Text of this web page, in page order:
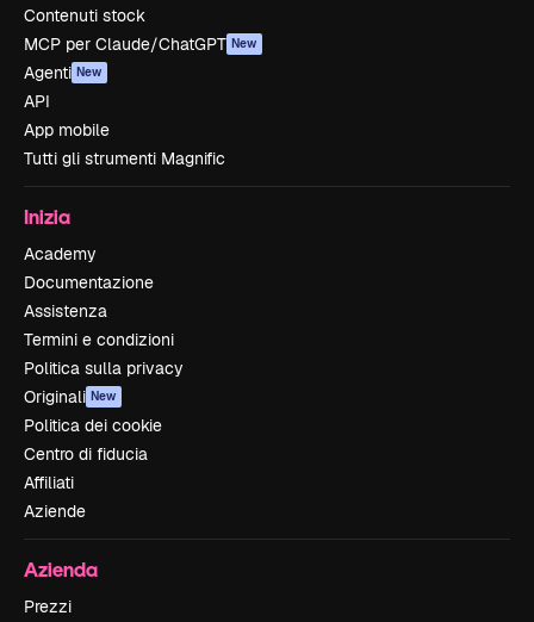
Contenuti stock
MCP per Claude/ChatGPT New
Agenti New
API
App mobile
Tutti gli strumenti Magnific
Inizia
Academy
Documentazione
Assistenza
Termini e condizioni
Politica sulla privacy
Originali New
Politica dei cookie
Centro di fiducia
Affiliati
Aziende
Azienda
Prezzi